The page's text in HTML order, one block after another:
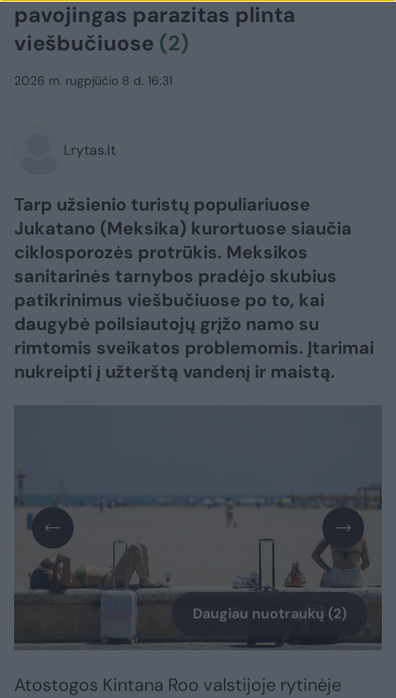
pavojingas parazitas plinta
viešbučiuose (2)
2026 m. rugpjūčio 8 d. 16:31
Lrytas.lt
Tarp užsienio turistų populiariuose
Jukatano (Meksika) kurortuose siaučia
ciklosporozės protrūkis. Meksikos
sanitarinės tarnybos pradėjo skubius
patikrinimus viešbučiuose po to, kai
daugybė poilsiautojų grįžo namo su
rimtomis sveikatos problemomis. Įtarimai
nukreipti į užterštą vandenį ir maistą.
Daugiau nuotraukų (2)
Atostogos Kintana Roo valstijoje rytinėje